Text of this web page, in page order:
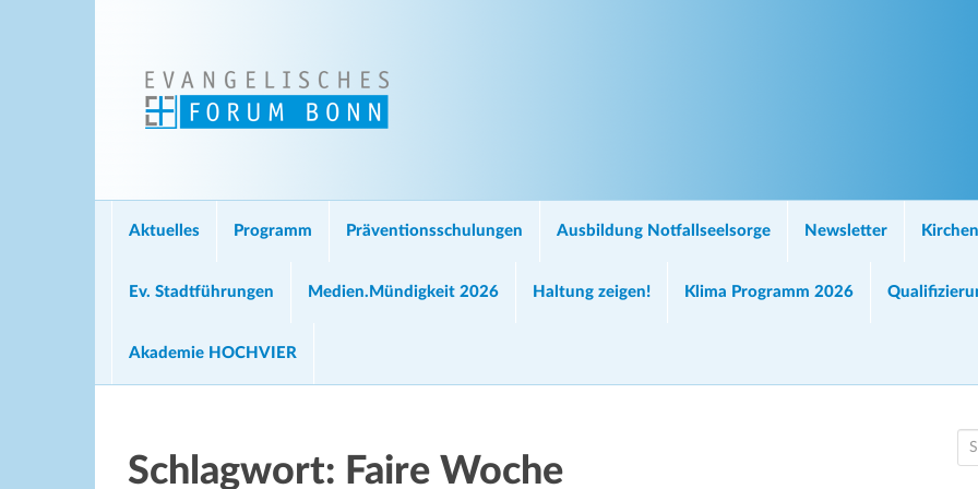
Aktuelles Programm Präventionsschulungen Ausbildung Notfallseelsorge Newsletter
Ev. Stadtführungen Medien.Mündigkeit 2026 Haltung zeigen! Klima Programm 2026
Akademie HOCHVIER
Schlagwort: Faire Woche
e